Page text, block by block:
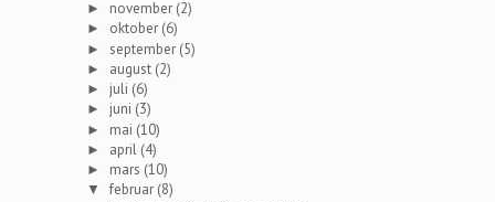
► november (2)
► oktober (6)
► september (5)
► august (2)
► juli (6)
► juni (3)
► mai (10)
► april (4)
► mars (10)
▼februar (8)